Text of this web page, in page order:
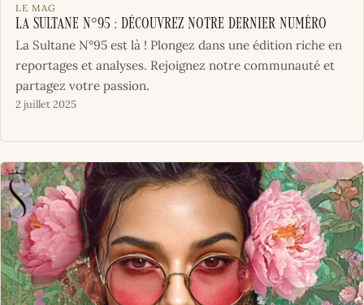
LE MAG
La Sultane N°95 : Découvrez notre dernier numéro
La Sultane N°95 est là ! Plongez dans une édition riche en
reportages et analyses. Rejoignez notre communauté et
partagez votre passion.
2 juillet 2025